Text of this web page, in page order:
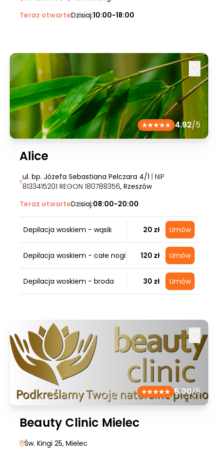
Teraz otwarteDzisiaj:10:00-18:00
4.92/5
Alice
ul. bp. Józefa Sebastiana Pelczara 4/1 | NIP
8133415201 REGON 180788356, Rzeszów
Teraz otwarteDzisiaj:08:00-20:00
Depilacja woskiem - wąsik 20 zł Umów
Depilacja woskiem - całe nogi 120 zł Umów
Depilacja woskiem - broda 30 zł Umów
5.00/5
Beauty Clinic Mielec
Św. Kingi 25, Mielec